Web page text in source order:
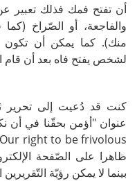
أن تفتح فمك فذلك تعبير
والفاجعة، أو الصّراخ
منك). كما يمكن أن تكون
لشخص يفتح فاه بعد أن قام
كنت قد دُعيت إلى تحرير
ظاهرا على الصّفحة
بينما لا يمكن رؤيّة